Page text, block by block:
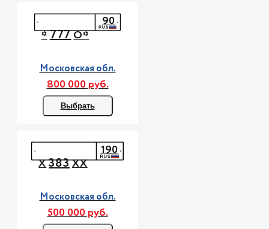
*777О*
90
Московская обл.
800 000 руб.
Выбрать
Х383ХХ
190
Московская обл.
500 000 руб.